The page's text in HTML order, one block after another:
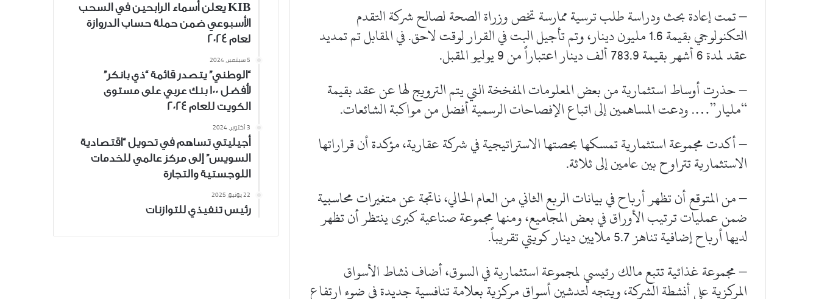
– تمت إعادة بحث ودراسة طلب ترسية ممارسة تخص وزراة الصحة لصالح شركة التقدم
التكنولوجي بقيمة 1.6 مليون دينار، وتم تأجيل البت في القرار لوقت لاحق. في المقابل تم تمديد
عقد لمدة 6 أشهر بقيمة 783.9 ألف دينار اعتباراً من 9 يوليو المقبل.
– حذرت أوساط استثمارية من بعض المعلومات المفخخة التي يتم الترويج لها عن عقد بقيمة
“مليار”…. ودعت المساهمين إلى اتباع الإفصاحات الرسمية أفضل من مواكبة الشائعات.
– أكدت مجموعة استثمارية تمسكها بحصتها الاستراتيجية في شركة عقارية، مؤكدة أن قراراتها
الاستثمارية تتراوح بين عامين إلى ثلاثة.
– من المتوقع أن تظهر أرباح في بيانات الربع الثاني من العام الحالي، ناتجة عن متغيرات محاسبية
ضمن عمليات ترتيب الأوراق في بعض المجاميع، ومنها مجموعة صناعية كبرى ينتظر أن تظهر
لديها أرباح إضافية تناهز 5.7 ملايين دينار كويتي تقريباً.
– مجموعة غذائية تتبع مالك رئيسي لمجموعة استثمارية في السوق، أضاف نشاط الأسواق
المركزية على أنشطة الشركة، ويتجه لتدشين أسواق مركزية بعلامة تنافسية جديدة في ضوء ارتفاع
KIB يعلن أسماء الرابحين في السحب
الأسبوعي ضمن حملة حساب الدروازة
لعام 2024
5 سبتمبر، 2024
“الوطني” يتصدر قائمة “ذي بانكر”
لأفضل 100 بنك عربي على مستوى
الكويت للعام 2024
3 أكتوبر، 2024
أجيليتي تساهم في تحويل “اقتصادية
السويس” إلى مركز عالمي للخدمات
اللوجستية والتجارة
22 يونيو، 2025
رئيس تنفيذي للتوازنات